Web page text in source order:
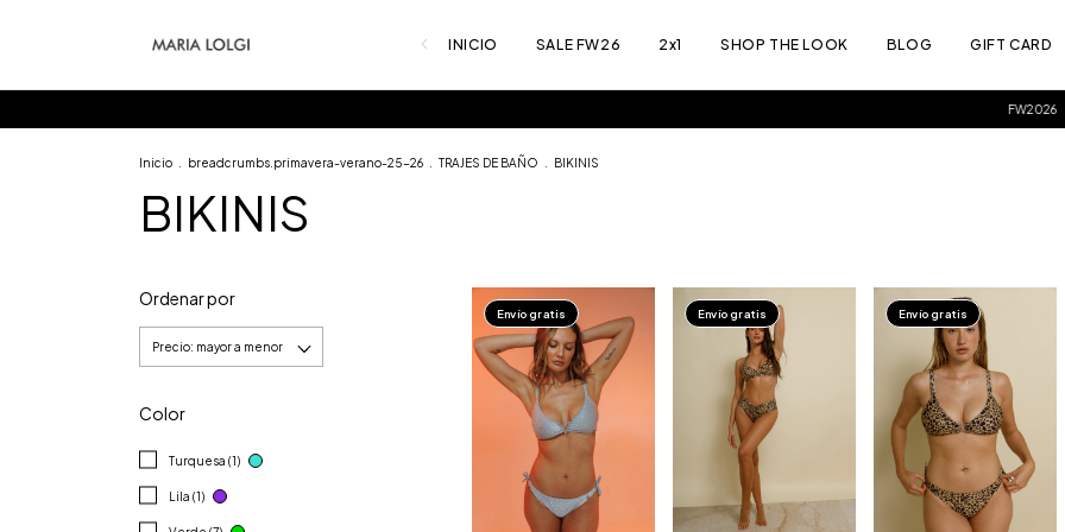
INICIO SALE FW26 2x1 SHOP THE LOOK BLOG GIFT CARD
ENVÍOS GRATIS EN
Inicio breadcrumbs.primavera-verano-25-26 TRAJES DE BAÑO BIKINIS
BIKINIS
Ordenar por
Color
Turquesa (1)
Lila (1)
Envío gratis Envío gratis Envío gratis